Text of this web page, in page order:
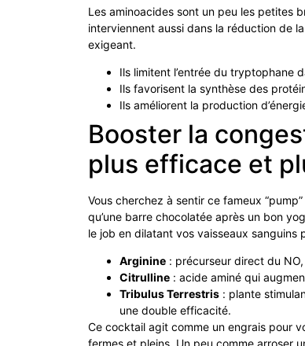
Les aminoacides sont un peu les petites
interviennent aussi dans la réduction de
exigeant.
Ils limitent l’entrée du tryptophane
Ils favorisent la synthèse des
Ils améliorent la production
Booster la
plus efficace et
Vous cherchez à sentir ce fameux
qu’une barre chocolatée après un bon
le job en dilatant vos vaisseaux sanguins
Arginine : précurseur direct du
Citrulline : acide aminé qui
Tribulus Terrestris : plante
une double efficacité.
Ce cocktail agit comme un engrais pour